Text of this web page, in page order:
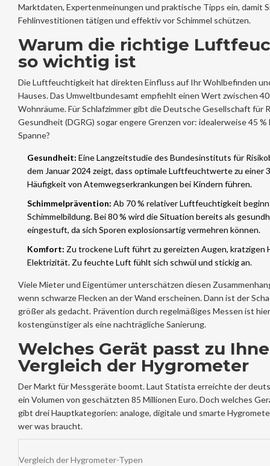
Marktdaten, Expertenmeinungen und praktische Tipps ein, damit
Fehlinvestitionen tätigen und effektiv vor Schimmel schützen.
Warum die richtige
so wichtig ist
Die Luftfeuchtigkeit hat direkten Einfluss auf Ihr Wohlbefinden
Hauses. Das Umweltbundesamt empfiehlt einen Wert zwischen
Wohnräume. Für Schlafzimmer gibt die Deutsche Gesellschaft für
Gesundheit (DGRG) sogar engere Grenzen vor: idealerweise 45 %
Spanne?
Gesundheit: Eine Langzeitstudie des Bundesinstituts für
dem Januar 2024 zeigt, dass optimale Luftfeuchtwerte zu einer
Häufigkeit von Atemwegserkrankungen bei Kindern führen.
Schimmelprävention: Ab 70 % relativer Luftfeuchtigkeit
Schimmelbildung. Bei 80 % wird die Situation bereits als
eingestuft, da sich Sporen explosionsartig vermehren können.
Komfort: Zu trockene Luft führt zu gereizten Augen, kratzigen
Elektrizität. Zu feuchte Luft fühlt sich schwül und stickig an.
Viele Mieter und Eigentümer unterschätzen diesen
wenn schwarze Flecken an der Wand erscheinen. Dann ist der
größer als gedacht. Prävention durch regelmäßiges Messen ist
kostengünstiger als eine nachträgliche Sanierung.
Welches Gerät passt zu
Vergleich der Hygrometer
Der Markt für Messgeräte boomt. Laut Statista erreichte der
ein Volumen von geschätzten 85 Millionen Euro. Doch welches
gibt drei Hauptkategorien: analoge, digitale und smarte
wer was braucht.
Vergleich der Hygrometer-Typen